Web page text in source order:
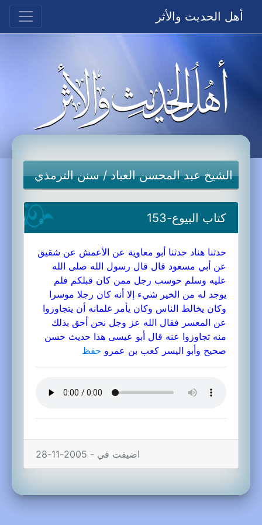
أهل الحديث والأثر
الشيخ عبد المحسن العباد/سنن الترمذي
كتاب البيوع-153
حدثنا هناد حدثنا أبو معاوية عن الأعمش عن شقيق
عن أبي مسعود قال قال رسول الله صلى الله
عليه وسلم حوسب رجل ممن كان قبلكم فلم
يوجد له من الخير شيء إلا أنه كان رجلا موسرا
وكان يخالط الناس وكان يأمر غلمانه أن يتجاوزوا
عن المعسر فقال الله عز وجل نحن أحق بذلك
منه تجاوزوا عنه قال أبو عيسى هذا حديث حسن
صحيح وأبو اليسر كعب بن عمرو حفظ
اضيفت في - 2005-11-28